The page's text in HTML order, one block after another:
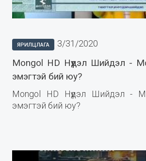
ЯРИЛЦЛАГА 3/31/2020
Mongol HD Нүүдэл Шийдэл -
эмэгтэй бий юу?
Mongol HD Нүүдэл Шийдэл -
эмэгтэй бий юу?